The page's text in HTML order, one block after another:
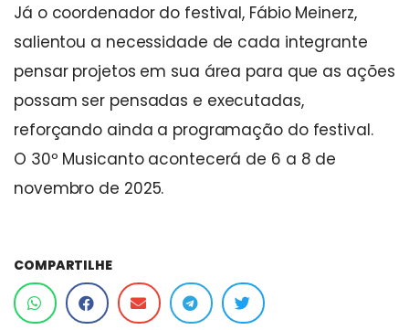
Já o coordenador do festival, Fábio Meinerz,
salientou a necessidade de cada integrante
pensar projetos em sua área para que as ações
possam ser pensadas e executadas,
reforçando ainda a programação do festival.
O 30º Musicanto acontecerá de 6 a 8 de
novembro de 2025.
COMPARTILHE